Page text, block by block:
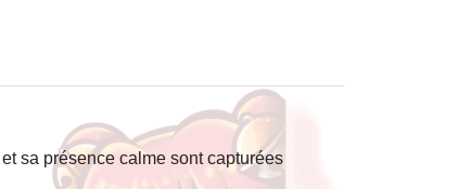
sa présence calme sont capturées